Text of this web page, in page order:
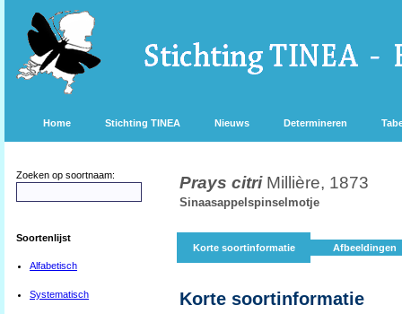
Home Stichting TINEA Nieuws Determineren
Zoeken op soortnaam:
Soortenlijst
Alfabetisch
Systematisch
Prays citri Millière, 1873
Sinaasappelspinselmotje
Korte soortinformatie Afbeeldingen
Korte soortinformatie